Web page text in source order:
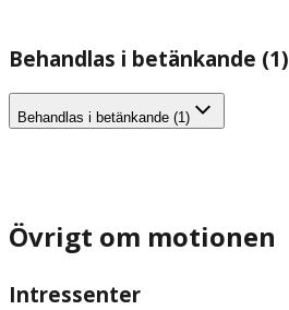
Behandlas i betänkande (1)
Behandlas i betänkande (1)
Övrigt om motionen
Intressenter